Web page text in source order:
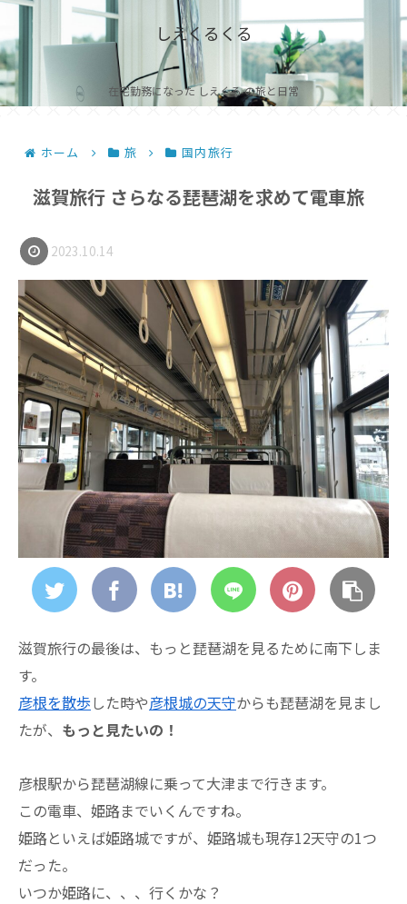
しえくるくる
在宅勤務になった しえくる の旅と日常
ホーム 旅 国内旅行
滋賀旅行 さらなる琵琶湖を求めて電車旅
2023.10.14
滋賀旅行の最後は、もっと琵琶湖を見るために南下しま
す。
彦根を散歩した時や彦根城の天守からも琵琶湖を見まし
たが、 もっと見たいの！
彦根駅から琵琶湖線に乗って大津まで行きます。
この電車、姫路までいくんですね。
姫路といえば姫路城ですが、姫路城も現存12天守の1つ
だった。
いつか姫路に、、、行くかな？